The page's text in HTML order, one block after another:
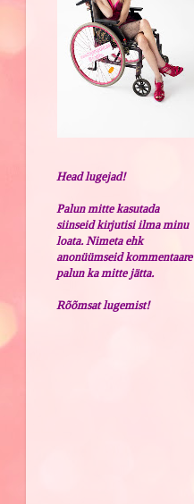
Head lugejad!
Palun mitte kasutada
siinseid kirjutisi ilma minu
loata. Nimeta ehk
anonüümseid kommentaare
palun ka mitte jätta.
Rõõmsat lugemist!